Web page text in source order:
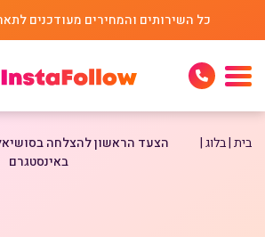
כל השירותים והמחירים מעודכנים לתאריך
בית בלוג
הצעד הראשון להצלחה
באינסטגרם